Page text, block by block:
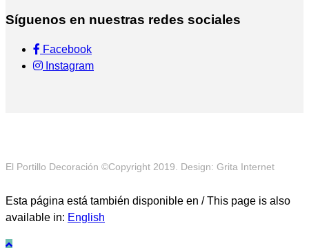
Síguenos en nuestras redes sociales
Facebook
Instagram
El Portillo Decoración ©Copyright 2019. Design: Grita Internet
Esta página está también disponible en / This page is also
available in: English